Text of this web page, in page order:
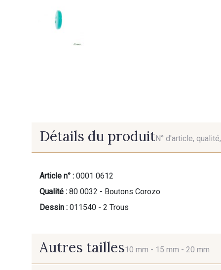
Détails du produitN° d'article,
Article n° : 0001 0612
Qualité : 80 0032 - Boutons Corozo
Dessin : 011540 - 2 Trous
Autres tailles10 mm - 15 mm - 20 mm